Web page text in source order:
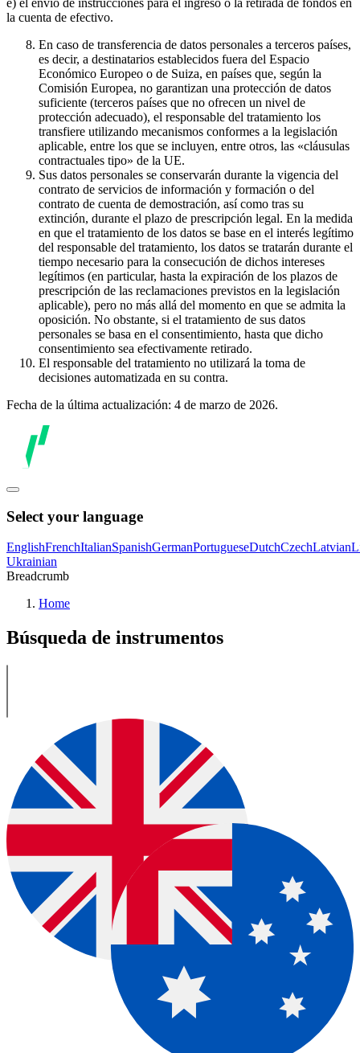
la cuenta de efectivo.
En caso de transferencia de datos personales a terceros países,
es decir, a destinatarios establecidos fuera del Espacio
Económico Europeo o de Suiza, en países que, según la
Comisión Europea, no garantizan una protección de datos
suficiente (terceros países que no ofrecen un nivel de
protección adecuado), el responsable del tratamiento los
transfiere utilizando mecanismos conformes a la legislación
aplicable, entre los que se incluyen, entre otros, las «cláusulas
contractuales tipo» de la UE.
Sus datos personales se conservarán durante la vigencia del
contrato de servicios de información y formación o del
contrato de cuenta de demostración, así como tras su
extinción, durante el plazo de prescripción legal. En la medida
en que el tratamiento de los datos se base en el interés legítimo
del responsable del tratamiento, los datos se tratarán durante el
tiempo necesario para la consecución de dichos intereses
legítimos (en particular, hasta la expiración de los plazos de
prescripción de las reclamaciones previstos en la legislación
aplicable), pero no más allá del momento en que se admita la
oposición. No obstante, si el tratamiento de sus datos
personales se basa en el consentimiento, hasta que dicho
consentimiento sea efectivamente retirado.
El responsable del tratamiento no utilizará la toma de
decisiones automatizada en su contra.
Fecha de la última actualización: 4 de marzo de 2026.
Select your language
EnglishFrenchItalianSpanishGermanPortugueseDutchCzechLatvian
Ukrainian
Breadcrumb
Home
Búsqueda de instrumentos